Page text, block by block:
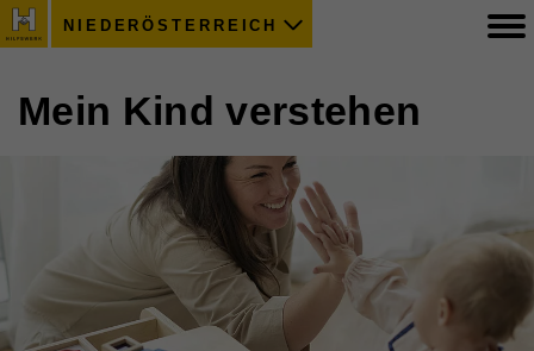
NIEDERÖSTERREICH
Mein Kind verstehen